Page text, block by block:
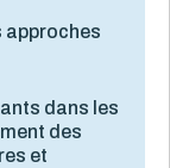
approches
dans les
des
et